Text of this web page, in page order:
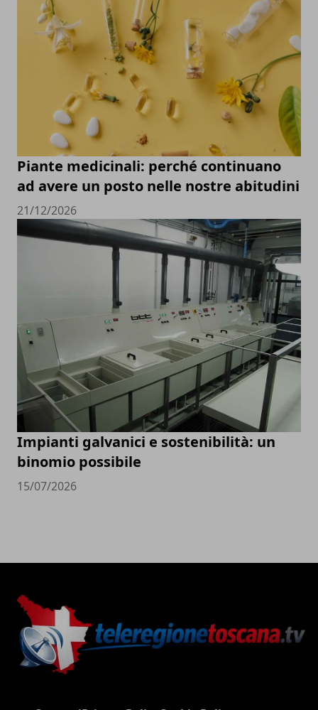
Piante medicinali: perché continuano
ad avere un posto nelle nostre abitudini
21/12/2026
Impianti galvanici e sostenibilità: un
binomio possibile
15/07/2026